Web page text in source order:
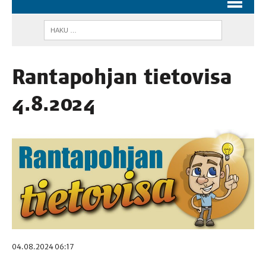
Ran­ta­poh­jan tie­to­vi­sa
4.8.2024
04.08.2024 06:17